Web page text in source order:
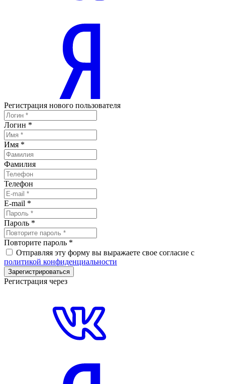
Регистрация нового пользователя
Логин *
Имя *
Фамилия
Телефон
E-mail *
Пароль *
Повторите пароль *
Отправляя эту форму вы выражаете свое согласие с
политикой конфиденциальности
Зарегистрироваться
Регистрация через